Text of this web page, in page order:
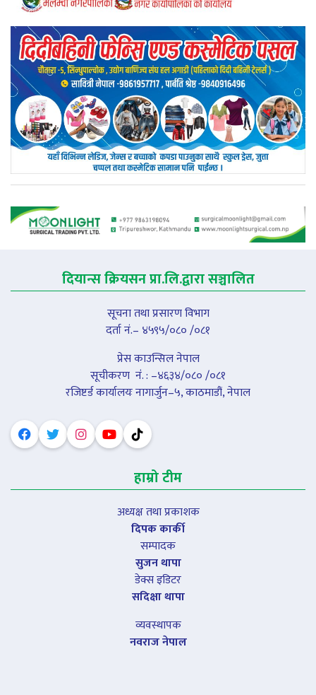
दियान्स क्रियसन प्रा.लि.द्वारा सञ्चालित
सूचना तथा प्रसारण विभाग
दर्ता नं.– ४५९५/०८० /०८१
प्रेस काउन्सिल नेपाल
सूचीकरण नंं. : –४६३४/०८० /०८१
रजिष्टर्ड कार्यालयः नागार्जुन–५, काठमाडौं, नेपाल
हाम्रो टीम
अध्यक्ष तथा प्रकाशक
दिपक कार्की
सम्पादक
सुजन थापा
डेक्स इडिटर
सदिक्षा थापा
व्यवस्थापक
नवराज नेपाल